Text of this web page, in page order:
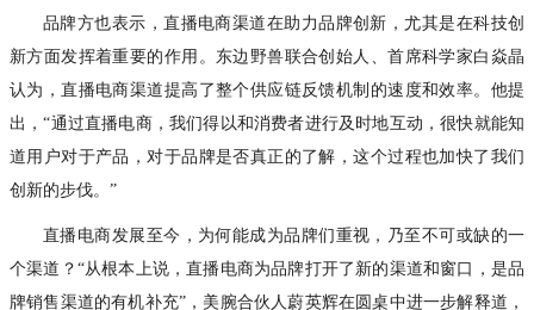
品牌方也表示，直播电商渠道在助力品牌创新，尤其是在科技创
新方面发挥着重要的作用。东边野兽联合创始人、首席科学家白焱晶
认为，直播电商渠道提高了整个供应链反馈机制的速度和效率。他提
出，“通过直播电商，我们得以和消费者进行及时地互动，很快就能知
道用户对于产品，对于品牌是否真正的了解，这个过程也加快了我们
创新的步伐。”
直播电商发展至今，为何能成为品牌们重视，乃至不可或缺的一
个渠道？“从根本上说，直播电商为品牌打开了新的渠道和窗口，是品
牌销售渠道的有机补充”，美腕合伙人蔚英辉在圆桌中进一步解释道，